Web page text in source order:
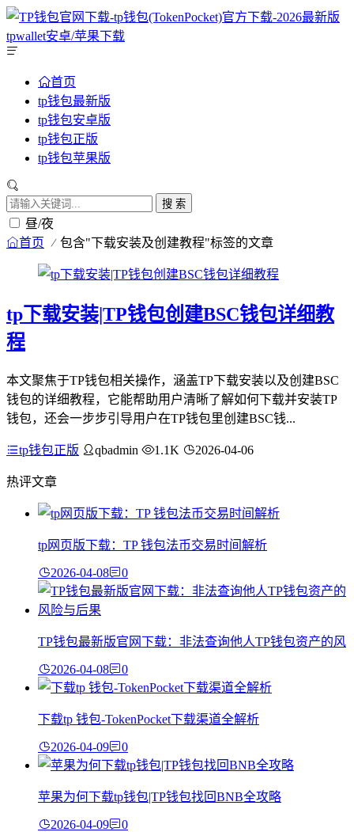
首页
tp钱包最新版
tp钱包安卓版
tp钱包正版
tp钱包苹果版
搜 索
昼/夜
首页 包含"下载安装及创建教程"标签的文章
tp下载安装|TP钱包创建BSC钱包详细教
程
本文聚焦于TP钱包相关操作，涵盖TP下载安装以及创建BSC
钱包的详细教程，它能帮助用户清晰了解如何下载并安装TP
钱包，还会一步步引导用户在TP钱包里创建BSC钱...
tp钱包正版 qbadmin 1.1K 2026-04-06
热评文章
tp网页版下载：TP 钱包法币交易时间解析
2026-04-08 0
TP钱包最新版官网下载：非法查询他人TP钱包资产的风
2026-04-08 0
下载tp 钱包-TokenPocket下载渠道全解析
2026-04-09 0
苹果为何下载tp钱包|TP钱包找回BNB全攻略
2026-04-09 0